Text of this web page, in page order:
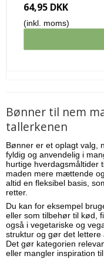
64,95 DKK
(inkl. moms)
Bønner til nem
tallerkenen
Bønner er et oplagt valg,
fyldig og anvendelig i
hurtige hverdagsmåltider
maden mere mættende
altid en fleksibel basis,
retter.
Du kan for eksempel
eller som tilbehør til kød,
også i vegetariske og
struktur og gør det
Det gør kategorien
eller mangler inspiration